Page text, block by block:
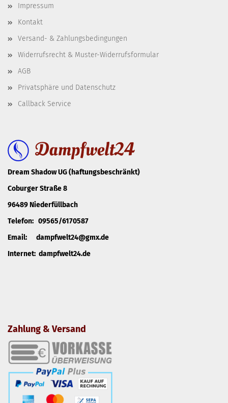
Impressum
Kontakt
Versand- & Zahlungsbedingungen
Widerrufsrecht & Muster-Widerrufsformular
AGB
Privatsphäre und Datenschutz
Callback Service
Dream Shadow UG (haftungsbeschränkt)
Coburger Straße 8
96489 Niederfüllbach
Telefon: 09565/6170587
Email: dampfwelt24@gmx.de
Internet: dampfwelt24.de
Zahlung & Versand